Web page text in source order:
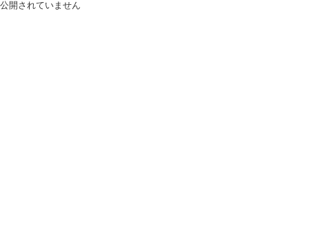
公開されていません